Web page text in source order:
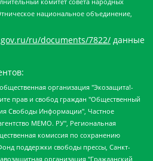
национальное объединение,
ru/documents/7822/ данные
ответственностью "Альтаир 2021", Общество с ограниченной ответственностью "Вега 2021", Общество с ограниченной ответственностью "Главный редактор 2021", Общество с ограниченной ответственностью "Ромашки монолит", Важенков Артем Валерьевич, Ивановская областная общественная организация "Центр гендерных исследований", Гурман Юрий Альбертович, Медиапроект "ОВД-Инфо", Егоров Владимир Владимирович, Жилинский Владимир Александрович, Общество с ограниченной ответственностью "ЗП", Иванова София Юрьевна, Карезина Инна Павловна, Кильтау Екатерина Викторовна, Петров Алексей Викторович, Пискунов Сергей Евгеньевич, Смирнов Сергей Сергеевич, Тихонов Михаил Сергеевич, Общество с ограниченной ответственностью "ЖУРНАЛИСТ-ИНОСТРАННЫЙ АГЕНТ", Арапова Галина Юрьевна, Вольтская Татьяна Анатольевна, Американская компания "Mason G.E.S. Anonymous Foundation" (США), являющаяся владельцем интернет-издания https://mnews.world/, Компания "Stichting Bellingcat", зарегистрированная в Нидерландах (дата регистрации 11.07.2018), Захаров Андрей Вячеславович, Клепиковская Екатерина Дмитриевна, Общество с ограниченной ответственностью "МЕМО", Перл Роман Александрович, Симонов Евгений Алексеевич, Соловьева Елена Анатольевна, Сотников Даниил Владимирович, Сурначева Елизавета Дмитриевна, Автономная некоммерческая организация по защите прав человека и информированию населения "Якутия – Наше Мнение", Общество с ограниченной ответственностью "Москоу диджитал медиа", с 26.01.2023 Общество с ограниченной ответственностью "Чайка Белые сады", Ветошкина Валерия Валерьевна, Заговора Максим Александрович, Межрегиональное общественное движение "Российская ЛГБТ - сеть", Оленичев Максим Владимирович, Павлов Иван Юрьевич, Скворцова Елена Сергеевна, Общество с ограниченной ответственностью "Как бы инагент", Кочетков Игорь Викторович, Общество с ограниченной ответственностью "Честные выборы", Еланчик Олег Александрович, Общество с ограниченной ответственностью "Нобелевский призыв", Гималова Регина Эмилевна, Григорьев Андрей Валерьевич, Григорьева Алина Александровна, Ассоциация по содействию защите прав призывников, альтернативнослужащих и военнослужащих "Правозащитная группа "Гражданин.Армия.Право", Хисамова Регина Фаритовна, Автономная некоммерческая организация по реализации социально-правовых программ "Лилит", Дальневосточное общественное движение "Маяк", Санкт-Петербургская ЛГБТ-инициативная группа "Выход", Инициативная группа ЛГБТ+ "Реверс", Алексеев Андрей Викторович, Бекбулатова Таисия Львовна, Беляев Иван Михайлович, Владыкина Елена Сергеевна, Гельман Марат Александрович, Никульшина Вероника Юрьевна, Толоконникова Надежда Андреевна, Шендерович Виктор Анатольевич, Общество с ограниченной ответственностью "Данное сообщение", Общество с ограниченной ответственностью Издательский дом "Новая глава", Айнбиндер Александра Александровна, Московский комьюнити-центр для ЛГБТ+инициатив, Благотворительный фонд развития филантропии, Deutsche Welle (Германия, Kurt-Schumacher-Strasse 3, 53113 Bonn), Борзунова Мария Михайловна, Воробьев Виктор Викторович, Голубева Анна Львовна, Константинова Алла Михайловна, Малкова Ирина Владимировна, Мурадов Мурад Абдулгалимович, Осетинская Елизавета Николаевна, Понасенков Евгений Николаевич, Ганапольский Матвей Юрьевич, Киселев Евгений Алексеевич, Борухович Ирина Григорьевна, Дремин Иван Тимофеевич, Дубровский Дмитрий Викторович, Красноярская региональная общественная организация поддержки и развития альтернативных образовательных технологий и межкультурных коммуникаций "ИНТЕРРА", Маяковская Екатерина Алексеевна, Фейгин Марк Захарович, Филимонов Андрей Викторович, Дзугкоева Регина Николаевна, Доброхотов Роман Александрович, Дудь Юрий Александрович, Елкин Сергей Владимирович, Кругликов Кирилл Игоревич, Сабунаева Мария Леонидовна, Семенов Алексей Владимирович, Шаинян Карен Багратович, Шульман Екатерина Михайловна, Асафьев Артур Валерьевич, Вахштайн Виктор Семенович, Венедиктов Алексей Алексеевич, Лушникова Екатерина Евгеньевна, Волков Леонид Михайлович, Невзоров Александр Глебович, Пархоменко Сергей Борисович, Сироткин Ярослав Николаевич, Кара-Мурза Владимир Владимирович, Баранова Наталья Владимировна, Гозман Леонид Яковлевич, Кагарлицкий Борис Юльевич, Климарев Михаил Валерьевич, Милов Владимир Станиславович, Автономная некоммерческая организация Краснодарский центр современного искусства "Типография", Моргенштерн Алишер Тагирович, Соболь Любовь Эдуардовна, Общество с ограниченной ответственностью "ЛИЗА НОРМ", Каспаров Гарри Кимович, Ходорковский Михаил Борисович, Общество с ограниченной ответственностью "Апрельские тезисы", Данилович Ирина Брониславовна, Кашин Олег Владимирович, Петров Николай Владимирович, Пивоваров Алексей Владимирович, Соколов Михаил Владимирович, Цветкова Юлия Владимировна, Чичваркин Евгений Александрович, Комитет против пыток/Команда против пыток, Общество с ограниченной ответственностью "Первый научный", Общество с ограниченной ответственностью "Вертолет и ко", Белоцерковская Вероника Борисовна, Кац Максим Евгеньевич, Лазарева Татьяна Юрьевна, Шаведдинов Руслан Табризович, Яшин Илья Валерьевич, Общество с ограниченной ответственностью "Иноагент ААВ", Алешковский Дмитрий Петрович, Альбац Евгения Марковна, Быков Дмитрий Львович, Галямина Юлия Евгеньевна, Лойко Сергей Леонидович, Мартынов Кирилл Константинович, Медведев Сергей Александрович, Крашенинников Федор Геннадиевич, Гордеева Катерина Вл